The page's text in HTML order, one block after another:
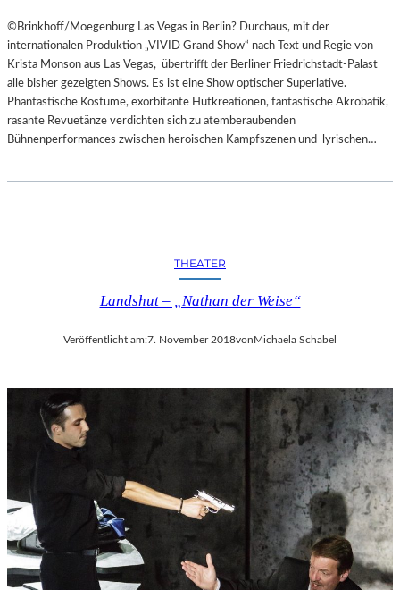
©Brinkhoff/Moegenburg Las Vegas in Berlin? Durchaus, mit der
internationalen Produktion „VIVID Grand Show“ nach Text und Regie von
Krista Monson aus Las Vegas, übertrifft der Berliner Friedrichstadt-Palast
alle bisher gezeigten Shows. Es ist eine Show optischer Superlative.
Phantastische Kostüme, exorbitante Hutkreationen, fantastische Akrobatik,
rasante Revuetänze verdichten sich zu atemberaubenden
Bühnenperformances zwischen heroischen Kampfszenen und lyrischen…
THEATER
Landshut – „Nathan der Weise“
Veröffentlicht am:7. November 2018vonMichaela Schabel